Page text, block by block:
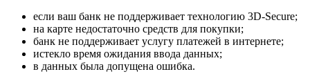
если ваш банк не поддерживает технологию 3D-Secure;
на карте недостаточно средств для покупки;
банк не поддерживает услугу платежей в интернете;
истекло время ожидания ввода данных;
в данных была допущена ошибка.